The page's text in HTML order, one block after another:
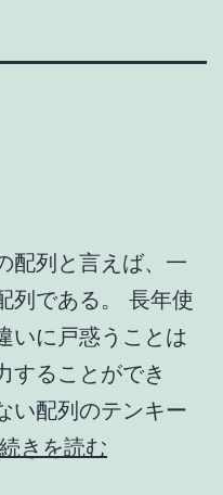
配列と言えば、一
列である。 長年使
いに戸惑うことは
することができ
い配列のテンキー
続きを読む